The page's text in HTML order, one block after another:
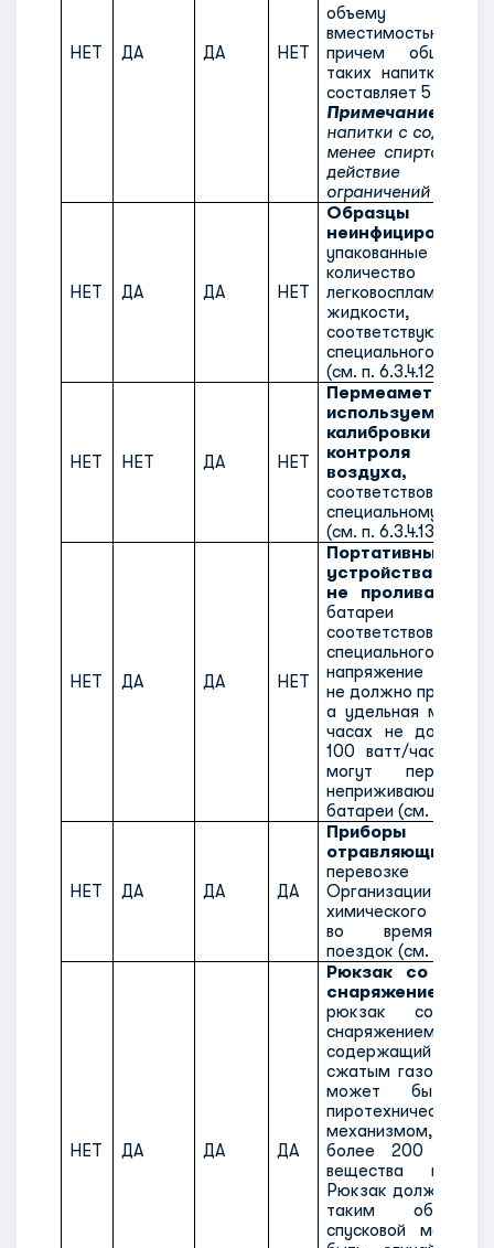
НЕТ ДА ДА НЕТ
объему в
вместимостью не
причем общее
таких напитков на
составляет 5 л.
Примечание:
напитки с
менее спирта по
действие
ограничений не
НЕТ ДА ДА НЕТ
Образцы
упакованные в
количество
жидкости,
соответствуют
специального
(см. п. 6.3.4.12).
НЕТ НЕТ ДА НЕТ
Пермеаметры,
калибровки
контроля
соответствовать
специальному
(см. п. 6.3.4.13).
НЕТ ДА ДА НЕТ
Портативные
устройства,
не проливаемые
батареи
соответствовать
специального
напряжение
не должно
а удельная
часах не должна
100 ватт/часов.
могут
неприживающиеся
батареи (см. 6.3.4.11).
НЕТ ДА ДА ДА
Приборы
отравляющих
перевозке
Организации по
химического
во время
поездок (см. п.
НЕТ ДА ДА ДА
Рюкзак со
снаряжением
рюкзак со
снаряжением на
содержащий
сжатым газом
может быть
пиротехническим
механизмом,
более 200 мг
вещества
Рюкзак должен
таким
спусковой